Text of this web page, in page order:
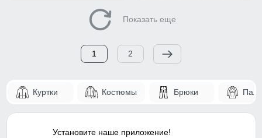
Показать еще
1 2
Куртки Костюмы Брюки
Установите наше приложение!